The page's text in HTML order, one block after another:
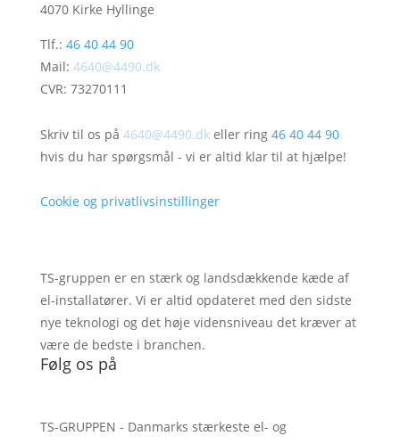
4070 Kirke Hyllinge
Tlf.: 46 40 44 90
Mail: 4640@4490.dk
CVR: 73270111
Skriv til os på 4640@4490.dk eller ring 46 40 44 90
hvis du har spørgsmål - vi er altid klar til at hjælpe!
Cookie og privatlivsinstillinger
TS-gruppen er en stærk og landsdækkende kæde af
el-installatører. Vi er altid opdateret med den sidste
nye teknologi og det høje vidensniveau det kræver at
være de bedste i branchen.
Følg os på
TS-GRUPPEN - Danmarks stærkeste el- og